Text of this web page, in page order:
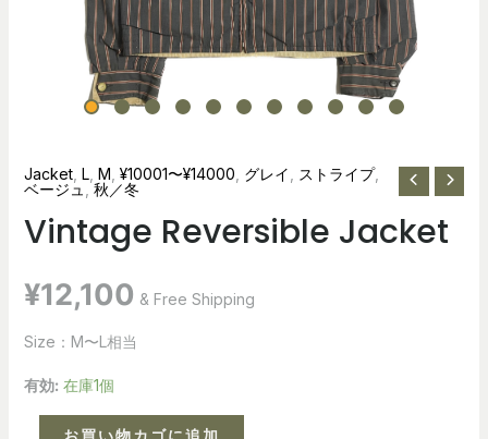
Jacket, L, M ¥10001〜¥14000 グレイ ストライプ,
ベージュ ,秋／冬
Vintage Reversible Jacket
¥12,100 & Free Shipping
Size：M〜L相当
有効: 在庫1個